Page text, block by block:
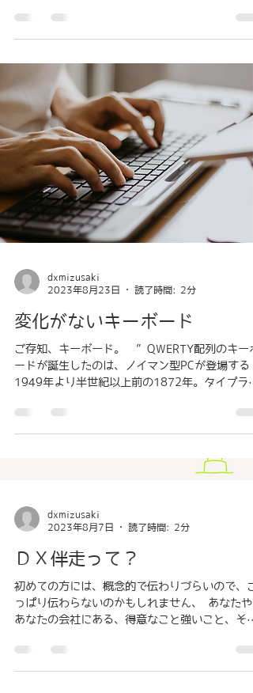
サービスを、カイゼン、追加し、 相談者様のよ
よいミライを作る伴走を、...
dxmizusaki
2023年8月23日
読了時間: 2分
変化がないキーボード
ご存知、キーボード。 ”QWERTY配列のキー
ードが誕生したのは、ノイマン型PCが登場する
1949年より半世紀以上前の1872年。タイプライ
ほど前からを考えると、ざっくり、変わってきて
いる。...
dxmizusaki
2023年8月7日
読了時間: 2分
ＤＸ伴走って？
初めての方には、概念的で伝わりづらいので、さ
っぱり伝わらないのかもしれません、 あなたや
あなたの会社にある、得意なこと強いこと、それ
これを明確にします。 ここをはっきりとするこ
とで、すべての行動の原点になります。 なぜ？